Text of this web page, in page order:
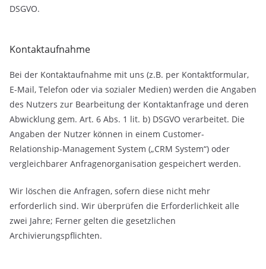
DSGVO.
Kontaktaufnahme
Bei der Kontaktaufnahme mit uns (z.B. per Kontaktformular,
E-Mail, Telefon oder via sozialer Medien) werden die Angaben
des Nutzers zur Bearbeitung der Kontaktanfrage und deren
Abwicklung gem. Art. 6 Abs. 1 lit. b) DSGVO verarbeitet. Die
Angaben der Nutzer können in einem Customer-
Relationship-Management System („CRM System“) oder
vergleichbarer Anfragenorganisation gespeichert werden.
Wir löschen die Anfragen, sofern diese nicht mehr
erforderlich sind. Wir überprüfen die Erforderlichkeit alle
zwei Jahre; Ferner gelten die gesetzlichen
Archivierungspflichten.